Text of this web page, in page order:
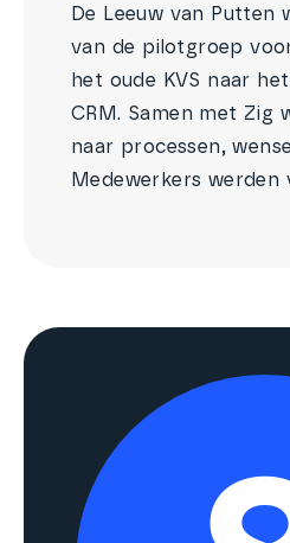
De Leeuw van Putten
van de pilotgroep
het oude KVS naar
CRM. Samen met Zig
naar processen,
Medewerkers werden